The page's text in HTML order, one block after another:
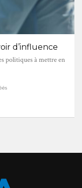
d’influence
politiques à mettre en